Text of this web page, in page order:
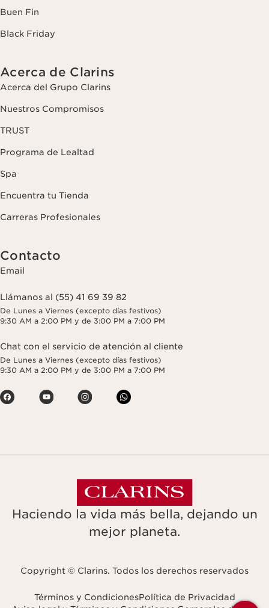
Buen Fin
Black Friday
Acerca de Clarins
Acerca del Grupo Clarins
Nuestros Compromisos
TRUST
Programa de Lealtad
Spa
Encuentra tu Tienda
Carreras Profesionales
Contacto
Email
Llámanos al (55) 41 69 39 82
De Lunes a Viernes (excepto días festivos)
9:30 AM a 2:00 PM y de 3:00 PM a 7:00 PM
Chat con el servicio de atención al cliente
De Lunes a Viernes (excepto días festivos)
9:30 AM a 2:00 PM y de 3:00 PM a 7:00 PM
Haciendo la vida más bella, dejando un
mejor planeta.
Copyright © Clarins. Todos los derechos reservados
Términos y CondicionesPolítica de Privacidad